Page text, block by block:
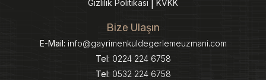
Gizlilik Politikası KVKK
Bize Ulaşın
E-Mail: info@gayrimenkuldegerlemeuzmani.com
Tel: 0224 224 6758
Tel: 0532 224 6758